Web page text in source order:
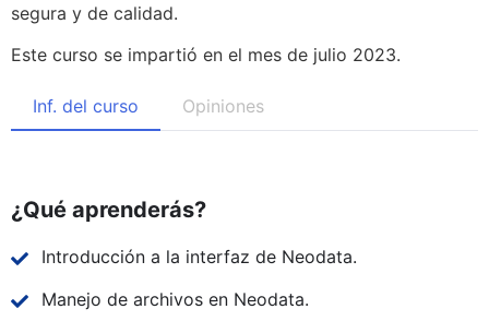
segura y de calidad.
Este curso se impartió en el mes de julio 2023.
Inf. del curso Opiniones
¿Qué aprenderás?
Introducción a la interfaz de Neodata.
Manejo de archivos en Neodata.